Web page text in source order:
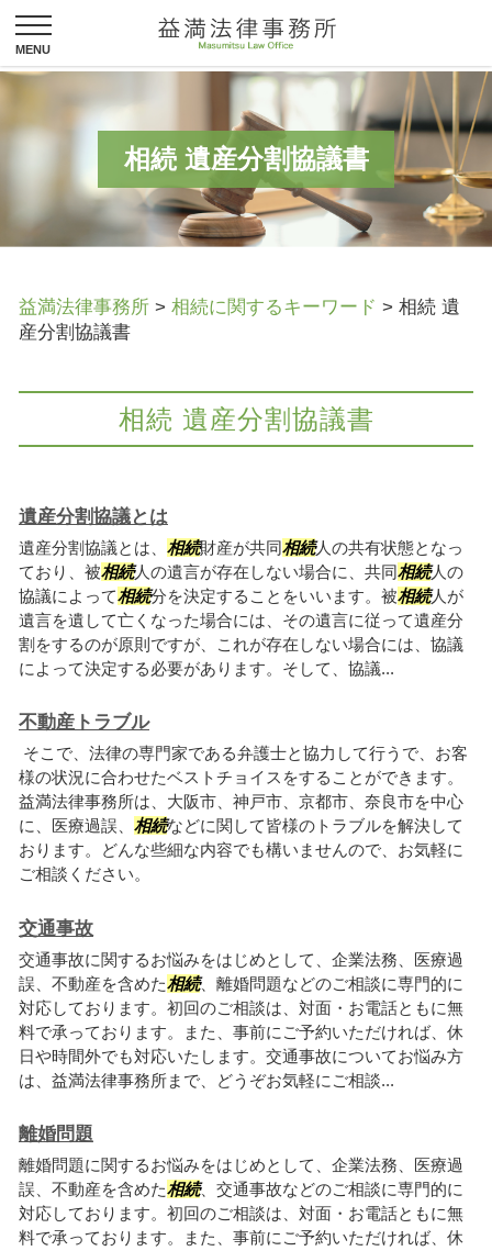
相続 遺産分割協議書
益満法律事務所 > 相続に関するキーワード > 相続 遺
産分割協議書
相続 遺産分割協議書
遺産分割協議とは
遺産分割協議とは、 相続財産が共同相続人の共有状態となっ
ており、被相続人の遺言が存在しない場合に、共同相続人の
協議によって相続分を決定することをいいます。被相続人が
遺言を遺して亡くなった場合には、その遺言に従って遺産分
割をするのが原則ですが、これが存在しない場合には、協議
によって決定する必要があります。そして、協議...
不動産トラブル
そこで、法律の専門家である弁護士と協力して行うで、お客
様の状況に合わせたベストチョイスをすることができます。
益満法律事務所は、大阪市、神戸市、京都市、奈良市を中心
に、医療過誤、 相続などに関して皆様のトラブルを解決して
おります。どんな些細な内容でも構いませんので、お気軽に
ご相談ください。
交通事故
交通事故に関するお悩みをはじめとして、企業法務、医療過
誤、不動産を含めた相続、離婚問題などのご相談に専門的に
対応しております。初回のご相談は、対面・お電話ともに無
料で承っております。また、事前にご予約いただければ、休
日や時間外でも対応いたします。交通事故についてお悩み方
は、益満法律事務所まで、どうぞお気軽にご相談...
離婚問題
離婚問題に関するお悩みをはじめとして、企業法務、医療過
誤、不動産を含めた相続、交通事故などのご相談に専門的に
対応しております。初回のご相談は、対面・お電話ともに無
料で承っております。また、事前にご予約いただければ、休